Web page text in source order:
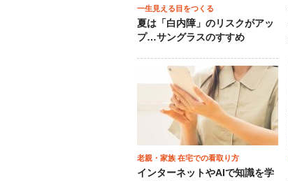
一生見える目をつくる
夏は「白内障」のリスクがアッ
プ…サングラスのすすめ
老親・家族 在宅での看取り方
インターネットやAIで知識を学